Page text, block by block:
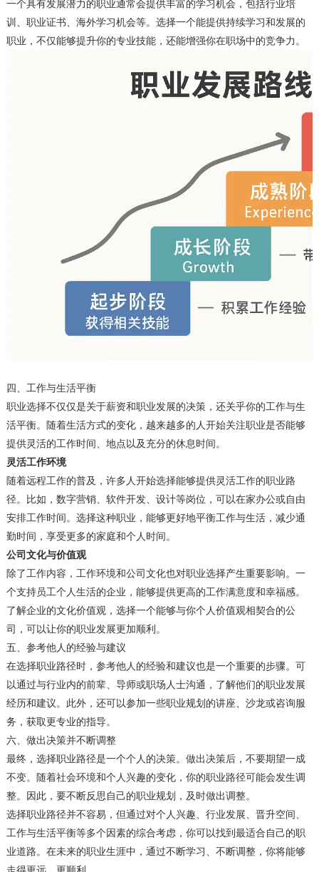
一个具有发展潜力的职业通常会提供丰富的学习机会，包括行业培
训、职业证书、海外学习机会等。选择一个能提供持续学习和发展的
职业，不仅能够提升你的专业技能，还能增强你在职场中的竞争力。
四、工作与生活平衡
职业选择不仅仅是关于薪资和职业发展的决策，还关乎你的工作与生
活平衡。随着生活方式的变化，越来越多的人开始关注职业是否能够
提供灵活的工作时间、地点以及充分的休息时间。
灵活工作环境
随着远程工作的普及，许多人开始选择能够提供灵活工作的职业路
径。比如，数字营销、软件开发、设计等岗位，可以在家办公或自由
安排工作时间。选择这种职业，能够更好地平衡工作与生活，减少通
勤时间，享受更多的家庭和个人时间。
公司文化与价值观
除了工作内容，工作环境和公司文化也对职业选择产生重要影响。一
个支持员工个人生活的企业，能够提供更高的工作满意度和幸福感。
了解企业的文化价值观，选择一个能够与你个人价值观相契合的公
司，可以让你的职业发展更加顺利。
五、参考他人的经验与建议
在选择职业路径时，参考他人的经验和建议也是一个重要的步骤。可
以通过与行业内的前辈、导师或职场人士沟通，了解他们的职业发展
经历和建议。此外，还可以参加一些职业规划的讲座、沙龙或咨询服
务，获取更专业的指导。
六、做出决策并不断调整
最终，选择职业路径是一个个人的决策。做出决策后，不要期望一成
不变。随着社会环境和个人兴趣的变化，你的职业路径可能会发生调
整。因此，要不断反思自己的职业规划，及时做出调整。
选择职业路径并不容易，但通过对个人兴趣、行业发展、晋升空间、
工作与生活平衡等多个因素的综合考虑，你可以找到最适合自己的职
业道路。在未来的职业生涯中，通过不断学习、不断调整，你将能够